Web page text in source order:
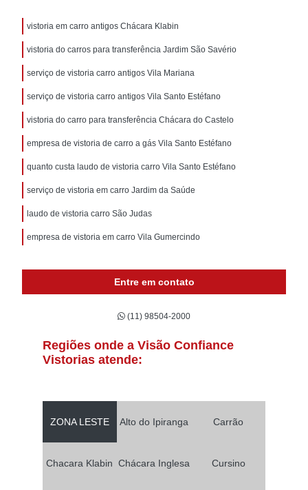
vistoria em carro antigos Chácara Klabin
vistoria do carros para transferência Jardim São Savério
serviço de vistoria carro antigos Vila Mariana
serviço de vistoria carro antigos Vila Santo Estéfano
vistoria do carro para transferência Chácara do Castelo
empresa de vistoria de carro a gás Vila Santo Estéfano
quanto custa laudo de vistoria carro Vila Santo Estéfano
serviço de vistoria em carro Jardim da Saúde
laudo de vistoria carro São Judas
empresa de vistoria em carro Vila Gumercindo
Entre em contato
(11) 98504-2000
Regiões onde a Visão Confiance
Vistorias atende:
ZONA LESTE Alto do Ipiranga Carrão
Chacara Klabin Chácara Inglesa Cursino